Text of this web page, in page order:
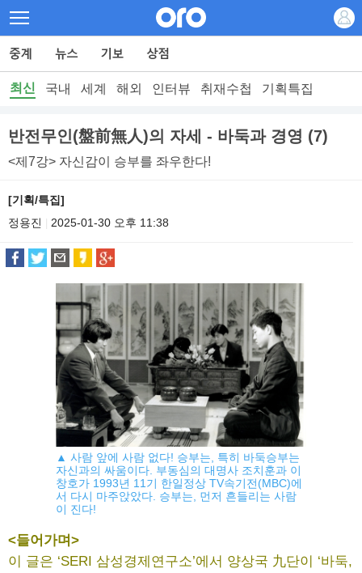
최신 국내 세계 해외 인터뷰 취재수첩 기획특집
반전무인(盤前無人)의 자세 - 바둑과 경영 (7)
<제7강> 자신감이 승부를 좌우한다!
[기획/특집]
정용진
2025-01-30 오후 11:38
▲ 사람 앞에 사람 없다! 승부는, 특히 바둑승부는
자신과의 싸움이다. 부동심의 대명사 조치훈과 이
창호가 1993년 11기 한일정상 TV속기전(MBC)에
서 다시 마주앉았다. 승부는, 먼저 흔들리는 사람
이 진다!
<들어가며>
이 글은 ‘SERI 삼성경제연구소’에서 양상국 九단이 ‘바둑,